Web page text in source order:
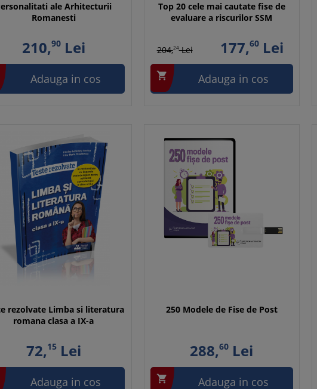
ale Arhitecturii
Romanesti
210,90Lei
Adauga in cos
Top 20 cele mai cautate fise de
evaluare a riscurilor SSM
204,24Lei 177,60 Lei
 Adauga in cos
rezolvate Limba si literatura
romana clasa a IX-a
72,15Lei
Adauga in cos
250 Modele de Fise de Post
288,60 Lei
 Adauga in cos